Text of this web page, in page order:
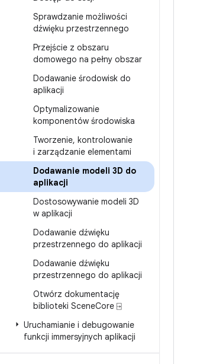
Sprawdzanie możliwości
dźwięku przestrzennego
Przejście z obszaru
domowego na pełny obszar
Dodawanie środowisk do
aplikacji
Optymalizowanie
komponentów środowiska
Tworzenie, kontrolowanie
i zarządzanie elementami
Dodawanie modeli 3D do
aplikacji
Dostosowywanie modeli 3D
w aplikacji
Dodawanie dźwięku
przestrzennego do aplikacji
Dodawanie dźwięku
przestrzennego do aplikacji
Otwórz dokumentację
biblioteki SceneCore ⍈
Uruchamianie i debugowanie
funkcji immersyjnych aplikacji